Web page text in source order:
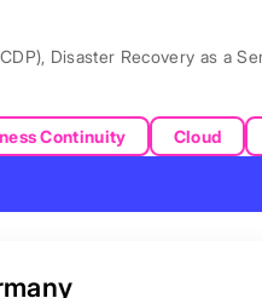
, Disaster Recovery as a
Continuity Cloud